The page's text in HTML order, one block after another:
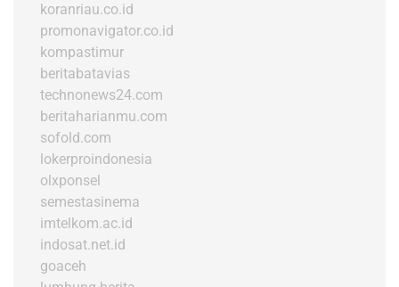
koranriau.co.id
promonavigator.co.id
kompastimur
beritabatavias
technonews24.com
beritaharianmu.com
sofold.com
lokerproindonesia
olxponsel
semestasinema
imtelkom.ac.id
indosat.net.id
goaceh